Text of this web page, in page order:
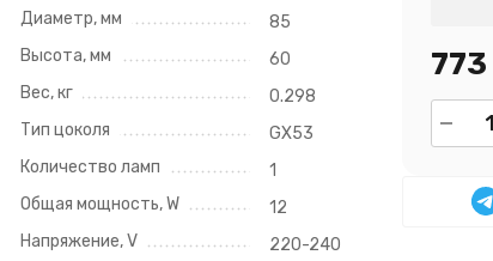
Диаметр, мм
85
Высота, мм
60
Вес, кг
0.298
Тип цоколя
GX53
Количество ламп
1
Общая мощность, W
12
Напряжение, V
220-240
773